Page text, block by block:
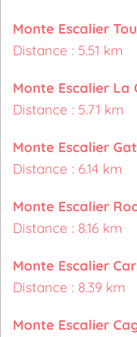
Monte Escalier
Distance : 5.51 km
Monte Escalier La
Distance : 5.71 km
Monte Escalier
Distance : 6.14 km
Monte Escalier
Distance : 8.16 km
Monte Escalier
Distance : 8.39 km
Monte Escalier